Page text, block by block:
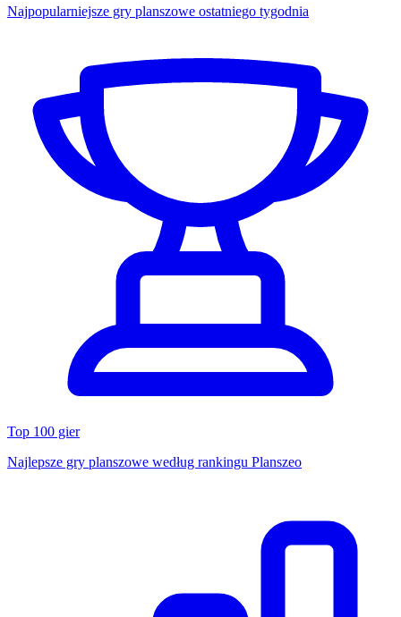
Najpopularniejsze gry planszowe ostatniego tygodnia
Top 100 gier
Najlepsze gry planszowe według rankingu Planszeo